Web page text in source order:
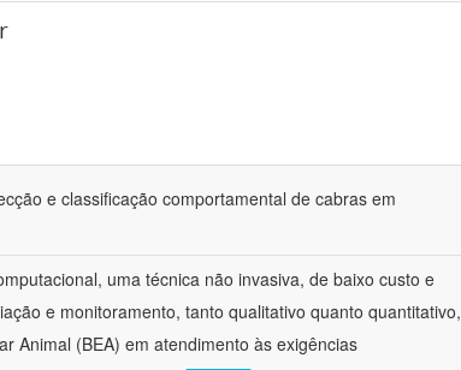
e classificação comportamental de cabras em
uma técnica não invasiva, de baixo custo e
e monitoramento, tanto qualitativo quanto quantitativo,
Animal (BEA) em atendimento às exigências